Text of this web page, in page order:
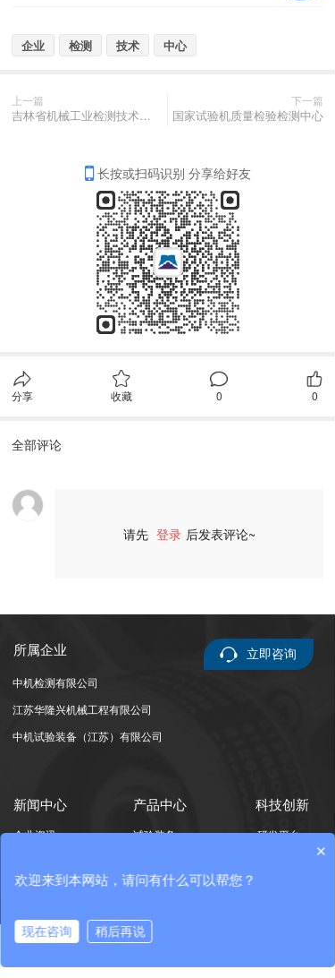
企业 检测 技术 中心
上一篇
吉林省机械工业检测技术公共服务中心
下一篇
国家试验机质量检验检测中心
长按或扫码识别 分享给好友
分享 收藏 0 0
全部评论
请先 登录 后发表评论~
所属企业
中机检测有限公司
江苏华隆兴机械工程有限公司
中机试验装备（江苏）有限公司
新闻中心 科技创新
产品中心
企业资讯
行业资讯
试验装备
核心单元部件
进出口服务
研发平台
立即咨询
×
欢迎来到本网站，请问有什么可以帮您？
现在咨询
稍后再说
在线咨询